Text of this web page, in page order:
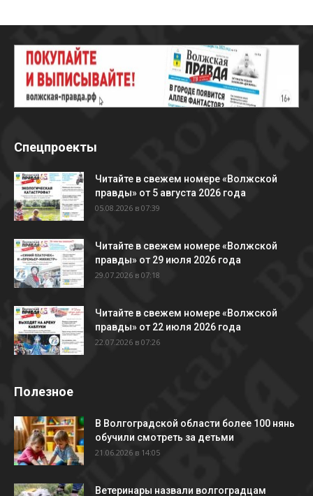
Спецпроекты
Читайте в свежем номере «Волжской
правды» от 5 августа 2026 года
05.08.2026 в 07:39
Читайте в свежем номере «Волжской
правды» от 29 июля 2026 года
29.07.2026 в 07:18
Читайте в свежем номере «Волжской
правды» от 22 июля 2026 года
22.07.2026 в 07:26
Полезное
В Волгоградской области более 100 нянь
обучили смотреть за детьми
21.06.2026 в 14:05
Ветеринары назвали волгоградцам